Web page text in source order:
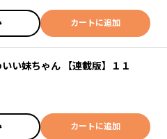
カートに追加
い妹ちゃん 【連載版】１１
カートに追加